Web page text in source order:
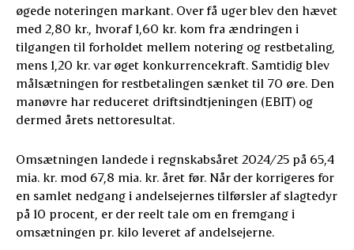
øgede noteringen markant. Over få uger blev den hævet
med 2,80 kr., hvoraf 1,60 kr. kom fra ændringen i
tilgangen til forholdet mellem notering og restbetaling,
mens 1,20 kr. var øget konkurrencekraft. Samtidig blev
målsætningen for restbetalingen sænket til 70 øre. Den
manøvre har reduceret driftsindtjeningen (EBIT) og
dermed årets nettoresultat.
Omsætningen landede i regnskabsåret 2024/25 på 65,4
mia. kr. mod 67,8 mia. kr. året før. Når der korrigeres for
en samlet nedgang i andelsejernes tilførsler af slagtedyr
på 10 procent, er der reelt tale om en fremgang i
omsætningen pr. kilo leveret af andelsejerne.